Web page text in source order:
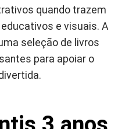
quando trazem
e visuais. A
seleção de livros
para apoiar o